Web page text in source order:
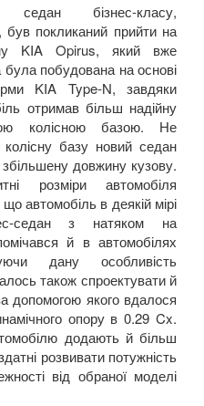
keyboard_arrow_down
keyboard_arrow_down
keyboard_arrow_down
keyboard_arrow_down
keyboard_arrow_down
keyboard_arrow_down
keyboard_arrow_down
keyboard_arrow_down
keyboard_arrow_down
седан бізнес-класу,
був покликаний прийти на
KIA Opirus, який вже
побудована на основі
KIA Type-N, завдяки
отримав більш надійну
колісною базою. Не
базу новий седан
довжину кузову.
розміри автомобіля
автомобіль в деякій мірі
седан з натяком на
й в автомобілях
дану особливість
також спроектувати й
допомогою якого вдалося
опору в 0.29 Cx.
додають й більш
розвивати потужність
від обраної моделі